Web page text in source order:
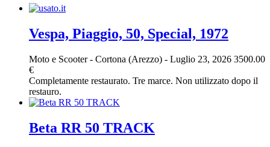
Vespa, Piaggio, 50, Special, 1972
Moto e Scooter- Cortona (Arezzo) - Luglio 23, 2026 3500.00
€
Completamente restaurato. Tre marce. Non utilizzato dopo il
restauro.
Beta RR 50 TRACK